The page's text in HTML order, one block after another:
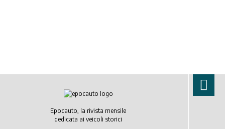
Epocauto, la rivista mensile
dedicata ai veicoli storici